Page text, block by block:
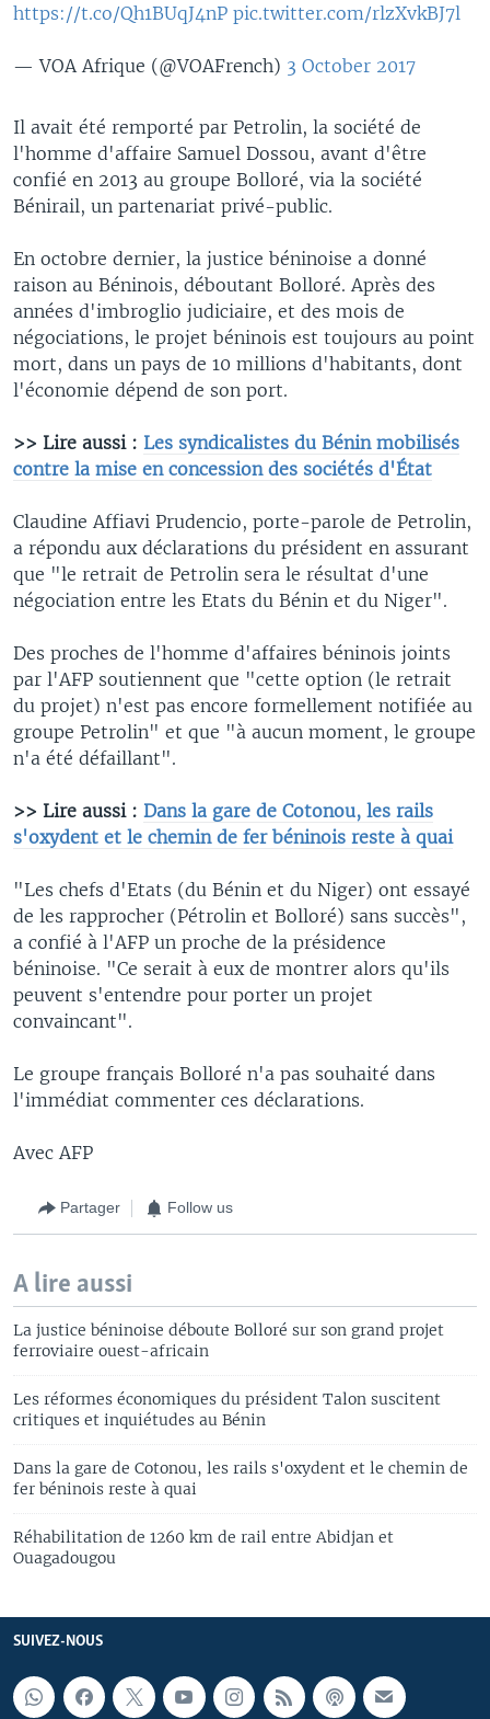
https://t.co/Qh1BUqJ4nP pic.twitter.com/rlzXvkBJ7l
— VOA Afrique (@VOAFrench) 3 October 2017
Il avait été remporté par Petrolin, la société de
l'homme d'affaire Samuel Dossou, avant d'être
confié en 2013 au groupe Bolloré, via la société
Bénirail, un partenariat privé-public.
En octobre dernier, la justice béninoise a donné
raison au Béninois, déboutant Bolloré. Après des
années d'imbroglio judiciaire, et des mois de
négociations, le projet béninois est toujours au point
mort, dans un pays de 10 millions d'habitants, dont
l'économie dépend de son port.
>> Lire aussi : Les syndicalistes du Bénin mobilisés
contre la mise en concession des sociétés d'État
Claudine Affiavi Prudencio, porte-parole de Petrolin,
a répondu aux déclarations du président en assurant
que "le retrait de Petrolin sera le résultat d'une
négociation entre les Etats du Bénin et du Niger".
Des proches de l'homme d'affaires béninois joints
par l'AFP soutiennent que "cette option (le retrait
du projet) n'est pas encore formellement notifiée au
groupe Petrolin" et que "à aucun moment, le groupe
n'a été défaillant".
>> Lire aussi : Dans la gare de Cotonou, les rails
s'oxydent et le chemin de fer béninois reste à quai
"Les chefs d'Etats (du Bénin et du Niger) ont essayé
de les rapprocher (Pétrolin et Bolloré) sans succès",
a confié à l'AFP un proche de la présidence
béninoise. "Ce serait à eux de montrer alors qu'ils
peuvent s'entendre pour porter un projet
convaincant".
Le groupe français Bolloré n'a pas souhaité dans
l'immédiat commenter ces déclarations.
Avec AFP
Partager Follow us
A lire aussi
La justice béninoise déboute Bolloré sur son grand projet
ferroviaire ouest-africain
Les réformes économiques du président Talon suscitent
critiques et inquiétudes au Bénin
Dans la gare de Cotonou, les rails s'oxydent et le chemin de
fer béninois reste à quai
Réhabilitation de 1260 km de rail entre Abidjan et
Ouagadougou
SUIVEZ-NOUS